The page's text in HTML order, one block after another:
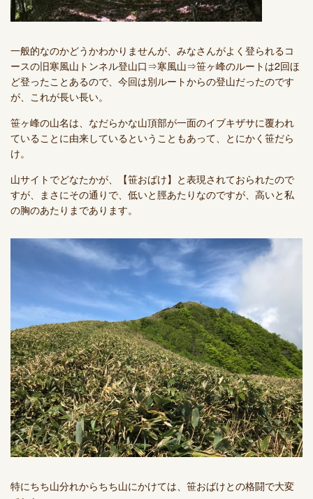
一般的なのかどうかわかりませんが、みなさんがよく登られるコ
ースの旧寒風山トンネル登山口⇒寒風山⇒笹ヶ峰のルートは2回ほ
ど登ったことあるので、今回は別ルートからの登山だったのです
が、これが長い長い。
笹ヶ峰の山名は、なだらかな山頂部が一面のイブキザサに覆われ
ていることに由来しているということもあって、とにかく笹だら
け。
山サイトでどなたかが、【笹おばけ】と表現されておられたので
すが、まさにその通りで、低いと脛あたりなのですが、高いと私
の胸のあたりまであります。
特にちち山分れからちち山にかけては、笹おばけとの格闘で大変